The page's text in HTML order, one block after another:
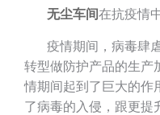
无尘车间在抗疫情
疫情期间，病毒肆
转型做防护产品的生产
情期间起到了巨大的作
了病毒的入侵，跟更提